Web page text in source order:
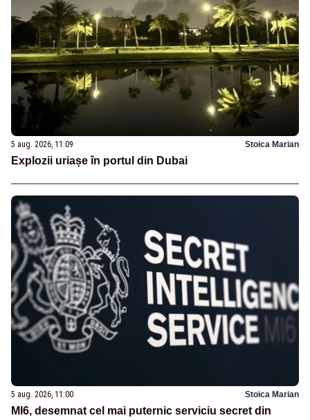
5 aug. 2026, 11:09 Stoica Marian
Explozii uriașe în portul din Dubai
5 aug. 2026, 11:00 Stoica Marian
MI6, desemnat cel mai puternic serviciu secret din